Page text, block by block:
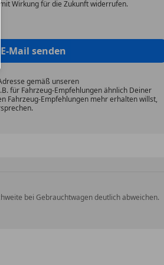
Wirkung für die Zukunft widerrufen.
E-Mail senden
gemäß unseren
für Fahrzeug-Empfehlungen ähnlich Deiner
Fahrzeug-Empfehlungen mehr erhalten willst,
bei Gebrauchtwagen deutlich abweichen.